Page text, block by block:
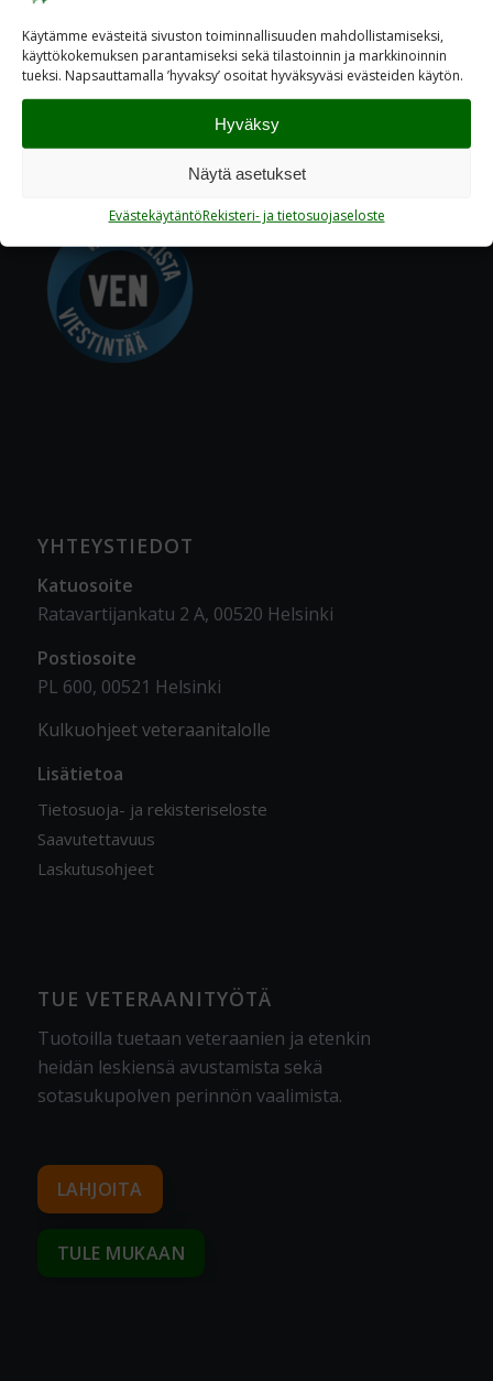
Käytämme evästeitä sivuston toiminnallisuuden mahdollistamiseksi,
käyttökokemuksen parantamiseksi sekä tilastoinnin ja markkinoinnin
tueksi. Napsauttamalla ’hyvaksy’ osoitat hyväksyväsi evästeiden käytön.
Hyväksy
Näytä asetukset
EvästekäytäntöRekisteri- ja tietosuojaseloste
YHTEYSTIEDOT
Katuosoite
Ratavartijankatu 2 A, 00520 Helsinki
Postiosoite
PL 600, 00521 Helsinki
Kulkuohjeet veteraanitalolle
Lisätietoa
Tietosuoja- ja rekisteriseloste
Saavutettavuus
Laskutusohjeet
TUE VETERAANITYÖTÄ
Tuotoilla tuetaan veteraanien ja etenkin
heidän leskiensä avustamista sekä
sotasukupolven perinnön vaalimista.
LAHJOITA
TULE MUKAAN